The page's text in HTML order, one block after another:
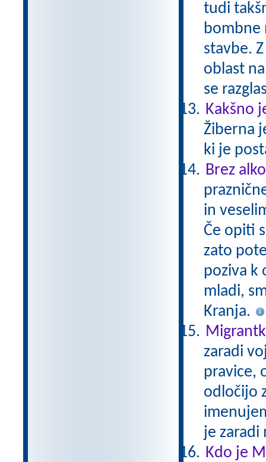
tudi
bombne
stavbe.
oblast
se
Kakšno
Žiberna
ki je
Brez
in
Če opiti
zato
poziva k
mladi,
Kranja.
zaradi
pravice,
odločijo
je
Kdo je